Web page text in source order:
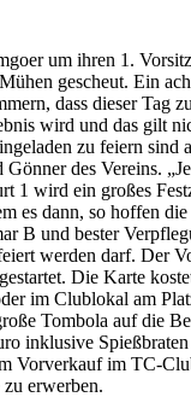
um ihren 1.
gescheut. Ein
dass dieser Tag
wird und das gilt
zu feiern sind
des Vereins.
1 wird ein großes
es dann, so hoffen
B und bester
werden darf. Der
Die Karte
im Clublokal am
Tombola auf die
inklusive
Vorverkauf im TC-
erwerben.